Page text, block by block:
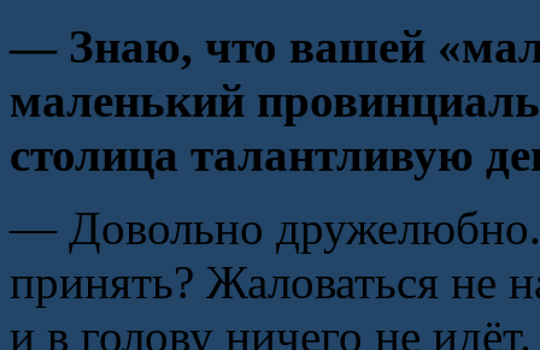
— Знаю, что вашей
маленький
столица талантливую
— Довольно
принять? Жаловаться не
и в голову ничего не